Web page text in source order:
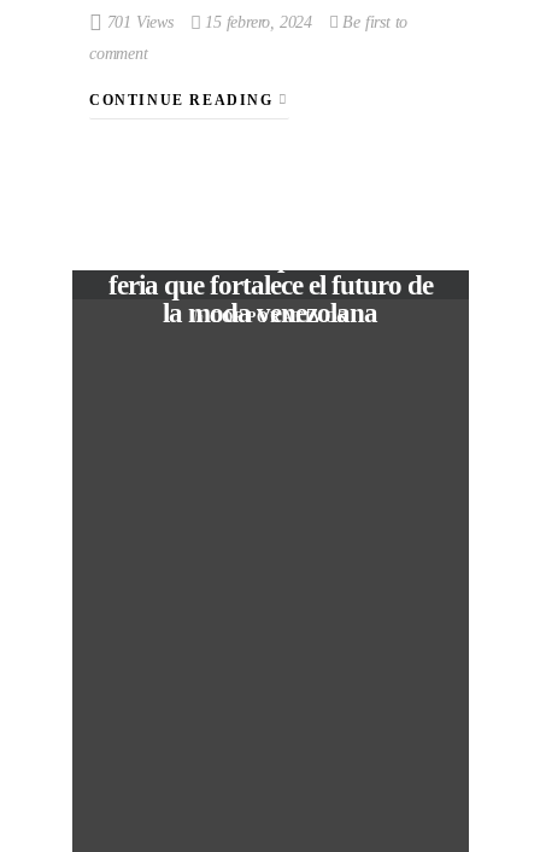
701 Views 15 febrero, 2024
Be first to
comment
CONTINUE READING
In CORPORATIVOS
feria que fortalece el futuro de
la moda venezolana